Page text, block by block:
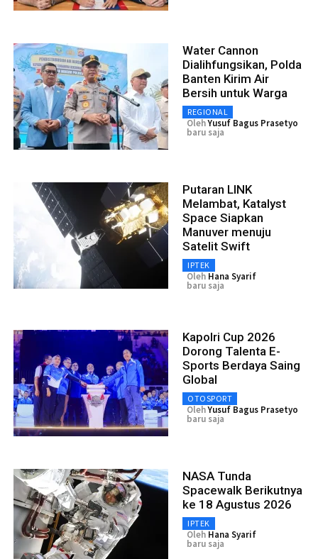
Water Cannon
Dialihfungsikan, Polda
Banten Kirim Air
Bersih untuk Warga
REGIONAL
OlehYusuf Bagus Prasetyo
baru saja
Putaran LINK
Melambat, Katalyst
Space Siapkan
Manuver menuju
Satelit Swift
IPTEK
Oleh Hana Syarif
baru saja
Kapolri Cup 2026
Dorong Talenta E-
Sports Berdaya Saing
Global
OTOSPORT
OlehYusuf Bagus Prasetyo
baru saja
NASA Tunda
Spacewalk Berikutnya
ke 18 Agustus 2026
IPTEK
Oleh Hana Syarif
baru saja